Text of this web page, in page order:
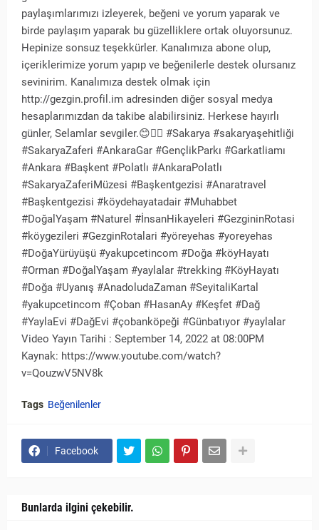
paylaşımlarımızı izleyerek, beğeni ve yorum yaparak ve
birde paylaşım yaparak bu güzelliklere ortak oluyorsunuz.
Hepinize sonsuz teşekkürler. Kanalımıza abone olup,
içeriklerimize yorum yapıp ve beğenilerle destek olursanız
sevinirim. Kanalımıza destek olmak için
http://gezgin.profil.im adresinden diğer sosyal medya
hesaplarımızdan da takibe alabilirsiniz. Herkese hayırlı
günler, Selamlar sevgiler.😊🙋‍♂️ #Sakarya #sakaryaşehitliği
#SakaryaZaferi #AnkaraGar #GençlikParkı #Garkatliamı
#Ankara #Başkent #Polatlı #AnkaraPolatlı
#SakaryaZaferiMüzesi #Başkentgezisi #Anaratravel
#Başkentgezisi #köydehayatadair #Muhabbet
#DoğalYaşam #Naturel #İnsanHikayeleri #GezgininRotasi
#köygezileri #GezginRotalari #yöreyehas #yoreyehas
#DoğaYürüyüşü #yakupcetincom #Doğa #köyHayatı
#Orman #DoğalYaşam #yaylalar #trekking #KöyHayatı
#Doğa #Uyanış #AnadoludaZaman #SeyitaliKartal
#yakupcetincom #Çoban #HasanAy #Keşfet #Dağ
#YaylaEvi #DağEvi #çobanköpeği #Günbatıyor #yaylalar
Video Yayın Tarihi : September 14, 2022 at 08:00PM
Kaynak: https://www.youtube.com/watch?
v=QouzwV5NV8k
Tags Beğenilenler
Facebook
Bunlarda ilgini çekebilir.